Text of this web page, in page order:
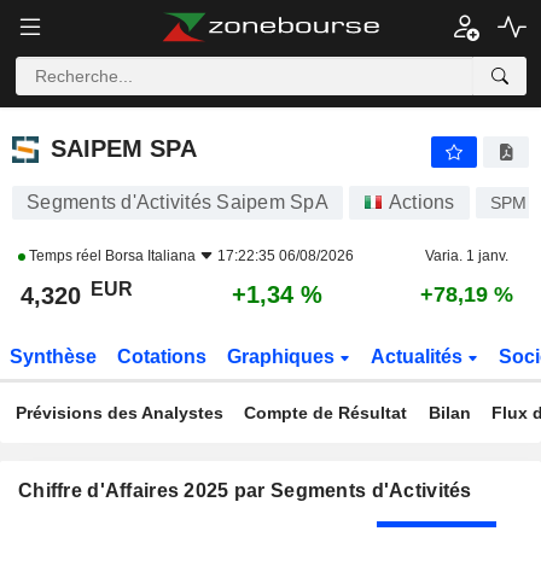
SAIPEM SPA
SAIPEM SPA
Segments d'Activités Saipem SpA Actions SPM
Temps réel Borsa Italiana 17:22:35 06/08/2026 Varia. 1 janv.
4,320 EUR +1,34 % +78,19 %
Synthèse Cotations Graphiques Actualités
Prévisions des Analystes Compte de Résultat Bilan Flux
Chiffre d'Affaires 2025 par Segments d'Activités